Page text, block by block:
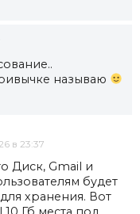
называю
в 23:37
Диск, Gmail и
будет
хранения. Вот